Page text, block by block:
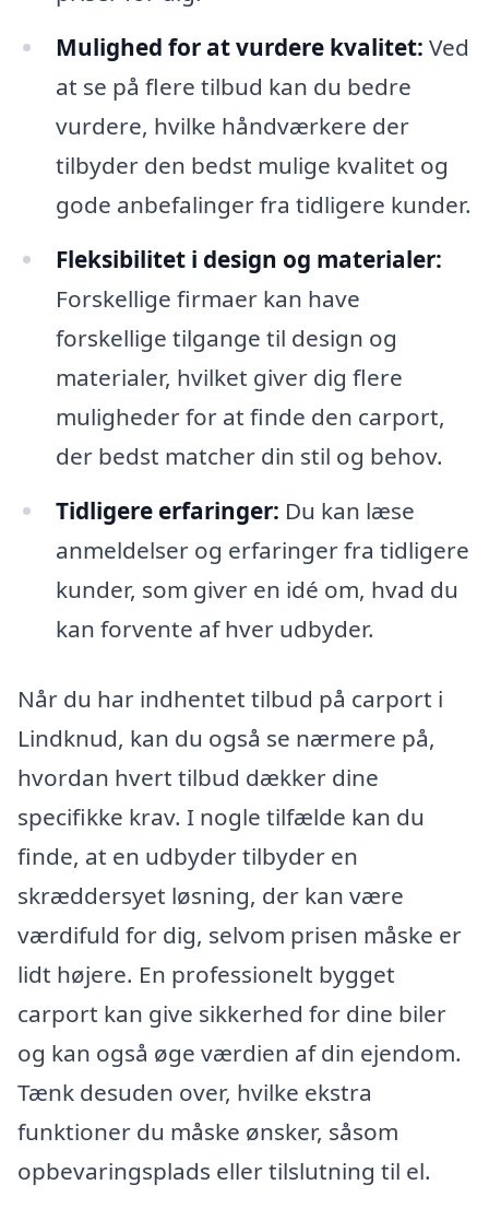
Mulighed for at vurdere kvalitet: Ved
at se på flere tilbud kan du bedre
vurdere, hvilke håndværkere der
tilbyder den bedst mulige kvalitet og
gode anbefalinger fra tidligere kunder.
Fleksibilitet i design og materialer:
Forskellige firmaer kan have
forskellige tilgange til design og
materialer, hvilket giver dig flere
muligheder for at finde den carport,
der bedst matcher din stil og behov.
Tidligere erfaringer: Du kan læse
anmeldelser og erfaringer fra tidligere
kunder, som giver en idé om, hvad du
kan forvente af hver udbyder.
Når du har indhentet tilbud på carport i
Lindknud, kan du også se nærmere på,
hvordan hvert tilbud dækker dine
specifikke krav. I nogle tilfælde kan du
finde, at en udbyder tilbyder en
skræddersyet løsning, der kan være
værdifuld for dig, selvom prisen måske er
lidt højere. En professionelt bygget
carport kan give sikkerhed for dine biler
og kan også øge værdien af din ejendom.
Tænk desuden over, hvilke ekstra
funktioner du måske ønsker, såsom
opbevaringsplads eller tilslutning til el.